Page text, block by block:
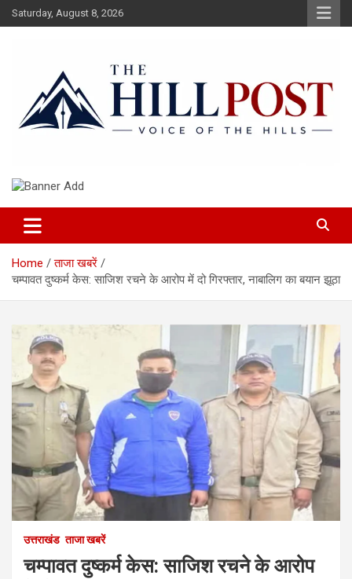
Skip
to
Saturday, August 8, 2026
The Hillpost
Home
ताजा खबरें
चम्पावत दुष्कर्म केस: साजिश रचने के आरोप में दो गिरफ्तार, नाबालिग का बयान झूठा
उत्तराखंड ताजा खबरें
चम्पावत दुष्कर्म केस: साजिश रचने के आरोप